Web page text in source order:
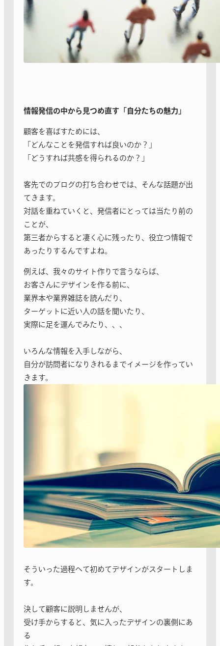
情報発信の中から見つめ直す「自分たちの魅力」
顧客を喜ばすためには、
「どんなことを発信すれば良いのか？」
「どうすれば共感を得られるのか？」
客先でのブログの打ち合わせでは、そんな話題が出
てきます。
対話を重ねていくと、発信者にとっては当たり前の
ことが、
第三者からすると凄く心に残ったり、役立つ情報で
あったりするんですよね。
例えば、我々のサイト作りで言うならば、
お客さんにデザインを作る前に、
業界本や業界雑誌を読んだり、
ターゲットに近い人の話を聞いたり、
実際に足を運んでみたり、、、
いろんな情報を入手しながら、
自分が訪問者になりきれるまでイメージを作ってい
きます。
そういった過程へて初めてデザインがスタートしま
す。
決して顧客に説明しませんが、
受け手からすると、気に入ったデザインの裏側にあ
る